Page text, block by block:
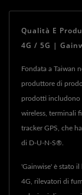
Qualità E
4G / 5G |
Fondata a Taiwan
produttore di
prodotti includono
wireless, terminali
tracker GPS, che
di D-U-N-S®.
'Gainwise' è stato
4G, rilevatori di